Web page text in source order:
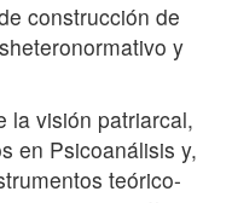
construcción de
y
la visión patriarcal,
en Psicoanálisis y,
teórico-